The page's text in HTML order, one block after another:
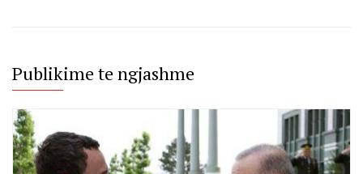
Publikime te ngjashme